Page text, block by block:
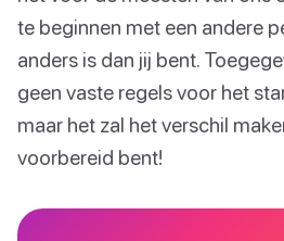
te beginnen met een andere
anders is dan jij bent.
geen vaste regels voor het
maar het zal het verschil
voorbereid bent!